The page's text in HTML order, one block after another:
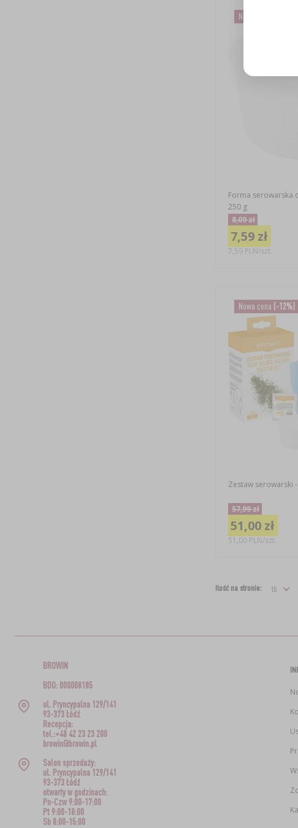
Nowa cena
Forma serowarska
250 g
8,09 zł
7,59 zł
7,59 PLN/szt.
Nowa cena (-12%)
Zestaw serowarski
57,99 zł
51,00 zł
51,00 PLN/szt.
Ilość na stronie:
BROWIN
BDO: 000008185
ul. Pryncypalna 129/141
93-373 Łódź
Recepcja:
tel.:+48 42 23 23 200
browin@browin.pl
Salon sprzedaży:
ul. Pryncypalna 129/141
93-373 Łódź
otwarty w godzinach:
Pn-Czw 9:00-17:00
Pt 9:00-18:00
Sb 8:00-15:00